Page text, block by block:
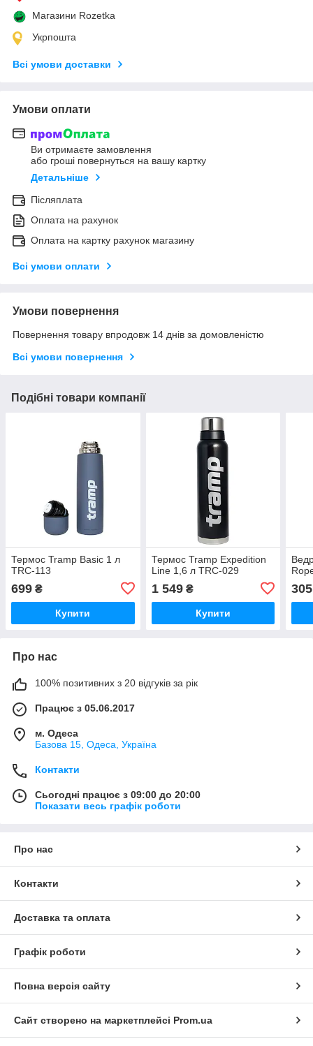
Магазини Rozetka
Укрпошта
Всі умови доставки
Умови оплати
Ви отримаєте замовлення
або гроші повернуться на вашу картку
Детальніше
Післяплата
Оплата на рахунок
Оплата на картку рахунок магазину
Всі умови оплати
Умови повернення
Повернення товару впродовж 14 днів за домовленістю
Всі умови повернення
Подібні товари компанії
Термос Tramp Basic 1 л
TRC-113
699 ₴
Купити
Термос Tramp Expedition
Line 1,6 л TRC-029
1 549₴
Купити
305
Про нас
100% позитивних з 20 відгуків за рік
Працює з 05.06.2017
м. Одеса
Базова 15, Одеса, Україна
Контакти
Сьогодні працює з 09:00 до 20:00
Показати весь графік роботи
Про нас
Контакти
Доставка та оплата
Графік роботи
Повна версія сайту
Сайт створено на маркетплейсі Prom.ua